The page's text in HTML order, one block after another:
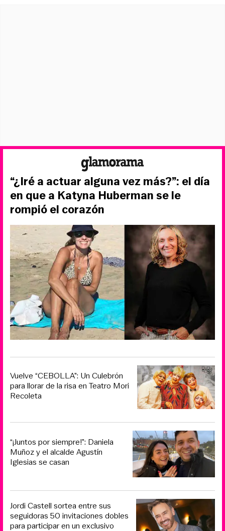
“¿Iré a actuar alguna vez más?”: el día
en que a Katyna Huberman se le
rompió el corazón
Vuelve “CEBOLLA”: Un Culebrón
para llorar de la risa en Teatro Mori
Recoleta
“¡Juntos por siempre!”: Daniela
Muñoz y el alcalde Agustín
Iglesias se casan
Jordi Castell sortea entre sus
seguidoras 50 invitaciones dobles
para participar en un exclusivo